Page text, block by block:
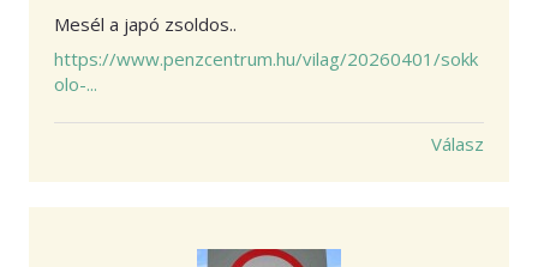
Mesél a japó zsoldos..
https://www.penzcentrum.hu/vilag/20260401/sokk
olo-...
Válasz